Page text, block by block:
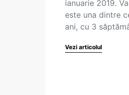
ianuarie 2019.
este una dintre
ani, cu 3
Vezi articolul